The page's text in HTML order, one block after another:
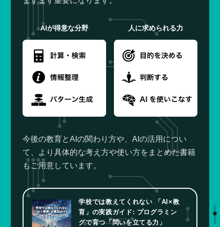
AIが得意な分野 人に求められる力
今後の教育とAIの関わり方や、AIの活用につい
て、より具体的な考え方や使い方をまとめた書籍
もご用意しています。
学校では教えてくれない 「AI×教
育」の実践ガイド: プログラミン
グで育つ「問いを立てる力」